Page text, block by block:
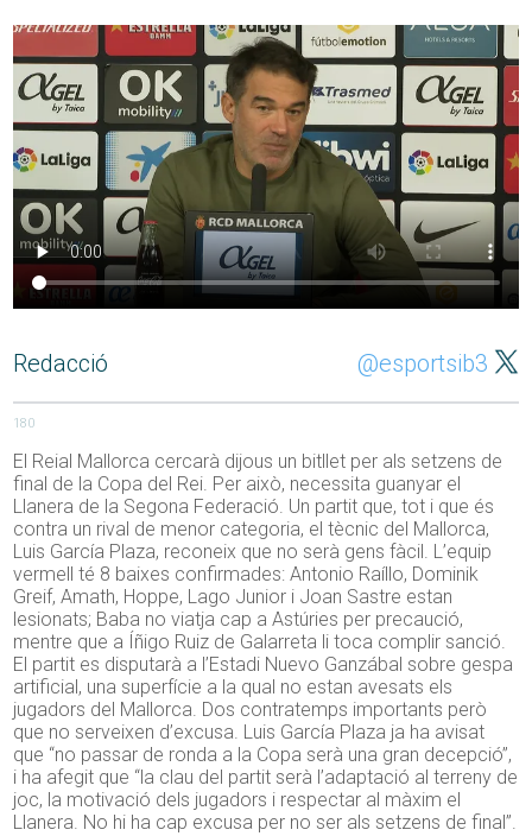
Redacció @esportsib3
180
El Reial Mallorca cercarà dijous un bitllet per als setzens de
final de la Copa del Rei. Per això, necessita guanyar el
Llanera de la Segona Federació. Un partit que, tot i que és
contra un rival de menor categoria, el tècnic del Mallorca,
Luis García Plaza, reconeix que no serà gens fàcil. L’equip
vermell té 8 baixes confirmades: Antonio Raíllo, Dominik
Greif, Amath, Hoppe, Lago Junior i Joan Sastre estan
lesionats; Baba no viatja cap a Astúries per precaució,
mentre que a Íñigo Ruiz de Galarreta li toca complir sanció.
El partit es disputarà a l’Estadi Nuevo Ganzábal sobre gespa
artificial, una superfície a la qual no estan avesats els
jugadors del Mallorca. Dos contratemps importants però
que no serveixen d’excusa. Luis García Plaza ja ha avisat
que “no passar de ronda a la Copa serà una gran decepció”,
i ha afegit que “la clau del partit serà l’adaptació al terreny de
joc, la motivació dels jugadors i respectar al màxim el
Llanera. No hi ha cap excusa per no ser als setzens de final”.